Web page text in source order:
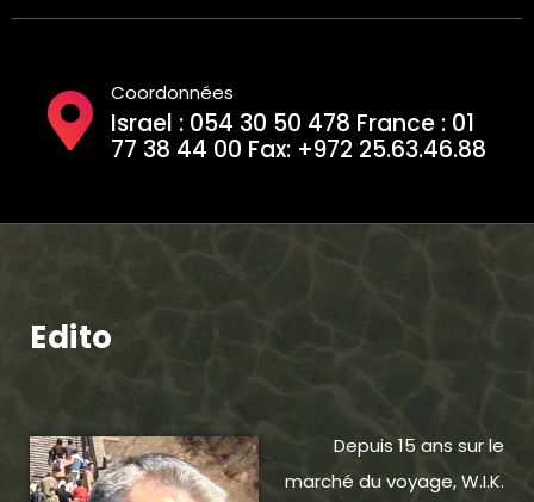
Coordonnées
Israel : 054 30 50 478 France : 01
77 38 44 00 Fax: +972 25.63.46.88
Edito
Depuis 15 ans sur le
marché du voyage, W.I.K.